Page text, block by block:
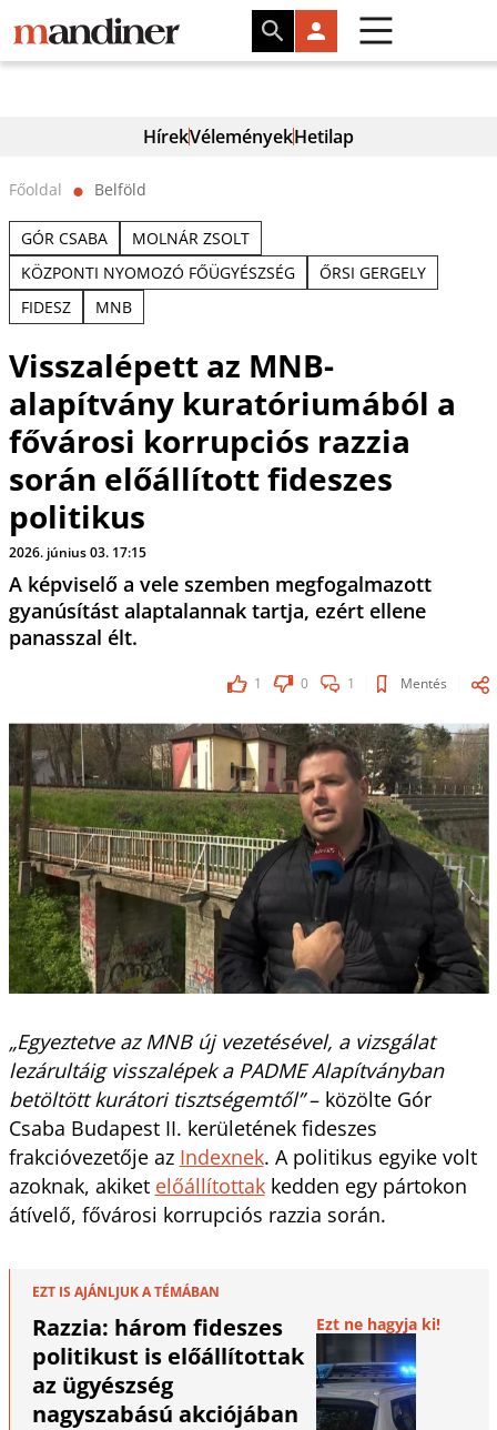
HírekVéleményekHetilap
Főoldal ⬤ Belföld
GÓR CSABA
MOLNÁR ZSOLT
KÖZPONTI NYOMOZÓ FŐÜGYÉSZSÉG
ŐRSI GERGELY
FIDESZ
MNB
Visszalépett az MNB-
alapítvány kuratóriumából a
fővárosi korrupciós razzia
során előállított fideszes
politikus
2026. június 03. 17:15
A képviselő a vele szemben megfogalmazott
gyanúsítást alaptalannak tartja, ezért ellene
panasszal élt.
1 0 1 Mentés
„Egyeztetve az MNB új vezetésével, a vizsgálat
lezárultáig visszalépek a PADME Alapítványban
betöltött kurátori tisztségemtől”– közölte Gór
Csaba Budapest II. kerületének fideszes
frakcióvezetője az Indexnek. A politikus egyike volt
azoknak, akiket előállítottakkedden egy pártokon
átívelő, fővárosi korrupciós razzia során.
EZT IS AJÁNLJUK A TÉMÁBAN
Razzia: három fideszes
politikust is előállítottak
az ügyészség
nagyszabású akciójában
Ezt ne hagyja ki!